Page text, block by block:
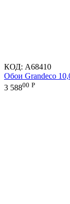
КОД: A68410
Обои Grandeco
3 58800 Р